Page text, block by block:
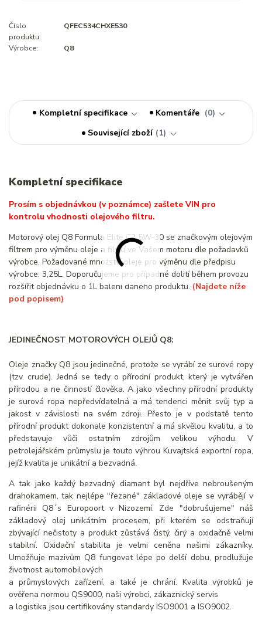
Číslo
produktu:
QFEC534CHXE530
Výrobce: Q8
Kompletní specifikace Komentáře
0
Související zboží
1
Kompletní specifikace
Prosím s objednávkou (v poznámce) zašlete VIN pro
kontrolu vhodnosti olejového filtru.
Motorový olej Q8 Formula Elite C2 5W-30 se značkovým olejovým
filtrem pro výměnu oleje a filtru ve Vašem motoru dle požadavků
výrobce. Požadované množství oleje pro výměnu dle předpisu
výrobce: 3,25L. Doporučujeme pro případné dolití během provozu
rozšířit objednávku o 1L balení daného produktu. (Najdete níže
pod popisem)
JEDINEČNOST MOTOROVÝCH OLEJŮ Q8:
Oleje značky Q8 jsou jedinečné, protože se vyrábí ze surové ropy
(tzv. crude). Jedná se tedy o přírodní produkt, který je vytvářen
přírodou a ne činností člověka. A jako všechny přírodní produkty
je surová ropa nepředvídatelná a má tendenci měnit svůj typ a
jakost v závislosti na svém zdroji. Přesto je v podstatě tento
přírodní produkt dokonale konzistentní a má skvělou kvalitu, a to
představuje vůči ostatním zdrojům velikou výhodu. V
petrolejářském průmyslu je touto výhrou Kuvajtská exportní ropa,
jejíž kvalita je unikátní a bezvadná.
A tak jako každý bezvadný diamant byl nejdříve nebroušeným
drahokamem, tak nejlépe "řezané" základové oleje se vyrábějí v
rafinérii Q8´s Europoort v Nizozemí. Zde "dobrušujeme" náš
základový olej unikátním procesem, při kterém se odstraňují
zbývající nečistoty a produkt zůstává čistý, čirý a oxidačně velmi
stabilní. Oxidační stabilita je velmi ceněna našimi zákazníky.
Umožňuje mazivům Q8 fungovat lépe po delší dobu, prodlužuje
životnost automobilových
a průmyslových zařízení, a také je chrání. Kvalita výrobků je
ověřena normou QS9000, naši výrobci, zákaznický servis
a logistika jsou certifikovány standardy ISO9001 a ISO9002.